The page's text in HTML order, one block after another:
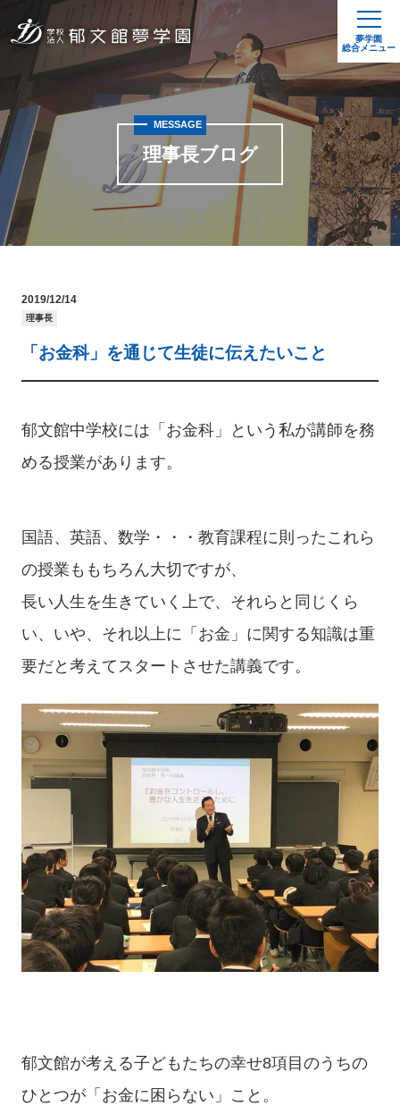
夢学園
総合メニュー
理事長ブログ
MESSAGE
2019/12/14
理事長
「お金科」を通じて生徒に伝えたいこと
郁文館中学校には「お金科」という私が講師を務
める授業があります。
国語、英語、数学・・・教育課程に則ったこれら
の授業ももちろん大切ですが、
長い人生を生きていく上で、それらと同じくら
い、いや、それ以上に「お金」に関する知識は重
要だと考えてスタートさせた講義です。
郁文館が考える子どもたちの幸せ8項目のうちの
ひとつが「お金に困らない」こと。